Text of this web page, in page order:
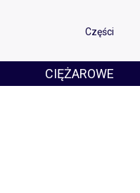
Części
CIĘŻAROWE